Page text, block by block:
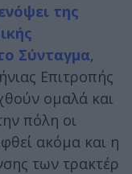
της
Σύνταγμα,
Επιτροπής
ομαλά και
πόλη οι
ακόμα και η
των τρακτέρ